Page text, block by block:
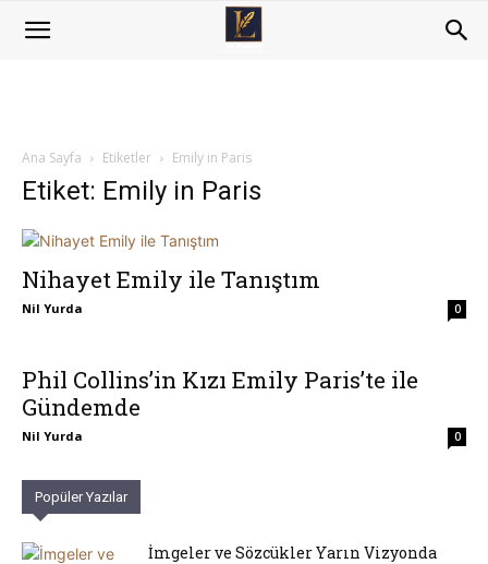
Ana Sayfa Etiketler Emily in Paris
Etiket: Emily in Paris
Nihayet Emily ile Tanıştım
Nil Yurda 0
Phil Collins’in Kızı Emily Paris’te ile
Gündemde
Nil Yurda 0
Popüler Yazılar
İmgeler ve Sözcükler Yarın Vizyonda